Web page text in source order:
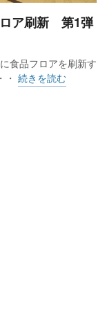
ロア刷新 第1弾
食品フロアを刷新す
続きを読む